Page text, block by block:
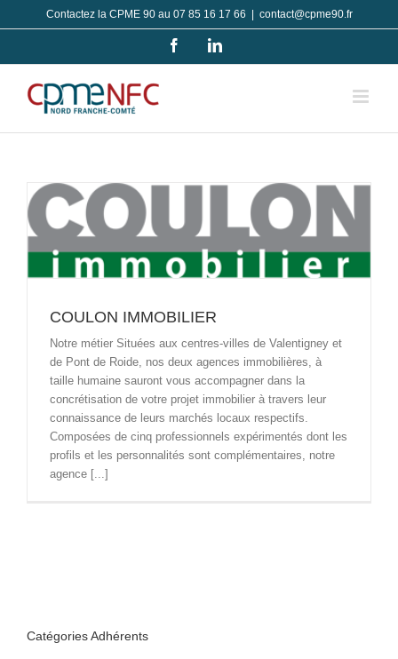
au
Contactez la CPME 90 au 07 85 16 17 66 contact@cpme90.fr
FacebookLinkedIn
COULON IMMOBILIER
Notre métier Situées aux centres-villes de Valentigney et
de Pont de Roide, nos deux agences immobilières, à
taille humaine sauront vous accompagner dans la
concrétisation de votre projet immobilier à travers leur
connaissance de leurs marchés locaux respectifs.
Composées de cinq professionnels expérimentés dont les
profils et les personnalités sont complémentaires, notre
agence [...]
Catégories Adhérents